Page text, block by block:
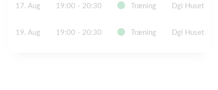
17. Aug 19:00 - 20:30 Træning Dgi Huset
19. Aug 19:00 - 20:30 Træning Dgi Huset